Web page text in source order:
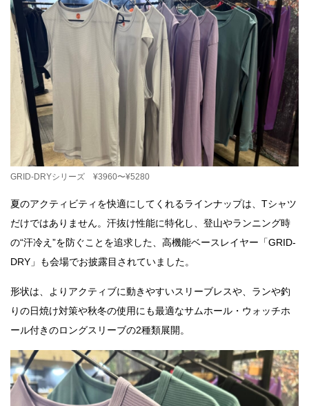
GRID-DRYシリーズ ¥3960〜¥5280
夏のアクティビティを快適にしてくれるラインナップは、Tシャツ
だけではありません。汗抜け性能に特化し、登山やランニング時
の“汗冷え”を防ぐことを追求した、高機能ベースレイヤー「GRID-
DRY」も会場でお披露目されていました。
形状は、よりアクティブに動きやすいスリーブレスや、ランや釣
りの日焼け対策や秋冬の使用にも最適なサムホール・ウォッチホ
ール付きのロングスリーブの2種類展開。